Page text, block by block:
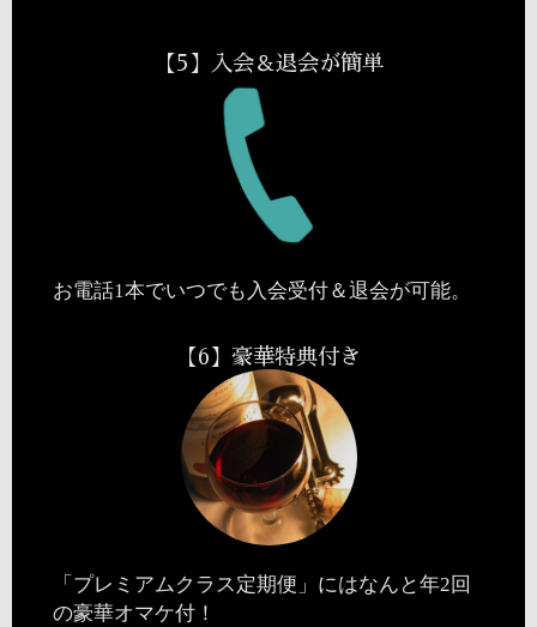
【5】入会＆退会が簡単
お電話1本でいつでも入会受付＆退会が可能。
【6】豪華特典付き
「プレミアムクラス定期便」にはなんと年2回
の豪華オマケ付！